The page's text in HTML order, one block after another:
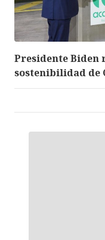
Presidente Biden
sostenibilidad de